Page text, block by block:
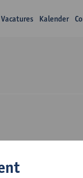
Vacatures Kalender